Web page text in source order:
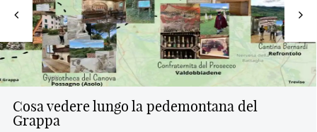
Gelateria Gandini a San Bonifacio Verona